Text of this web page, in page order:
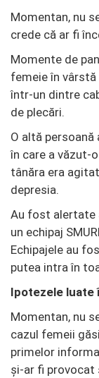
Momentan, nu
crede că ar fi
Momente de
femeie în
într-un dintre
de plecări.
O altă
în care a văzut-
tânăra era
depresia.
Au fost alertate
un echipaj
Echipajele au
putea intra în
Ipotezele luate
Momentan, nu
cazul femeii
primelor
și-ar fi provocat